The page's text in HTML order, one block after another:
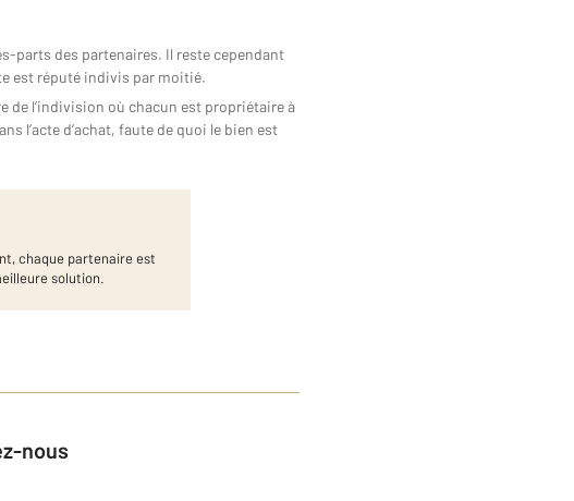
parts des partenaires. Il reste cependant
est réputé indivis par moitié.
de l’indivision où chacun est propriétaire à
l’acte d’achat, faute de quoi le bien est
chaque partenaire est
solution.
nous